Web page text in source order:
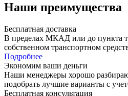
Наши преимущества
Бесплатная доставка
В пределах МКАД или до пункта
собственном транспортном
Подробнее
Экономим ваши деньги
Наши менеджеры хорошо
подобрать лучшие варианты с
Бесплатная консультация